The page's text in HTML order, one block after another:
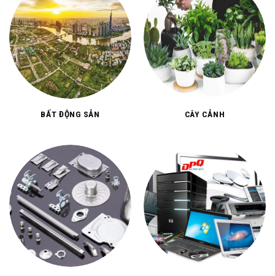
BẤT ĐỘNG SẢN CÂY CẢNH